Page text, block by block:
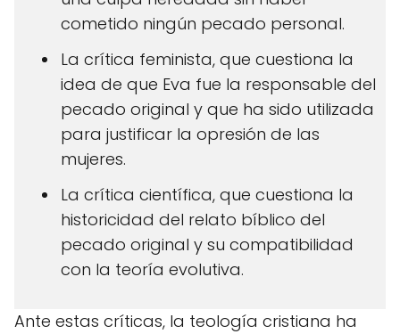
cometido ningún pecado personal.
La crítica feminista, que cuestiona la
idea de que Eva fue la responsable del
pecado original y que ha sido utilizada
para justificar la opresión de las
mujeres.
La crítica científica, que cuestiona la
historicidad del relato bíblico del
pecado original y su compatibilidad
con la teoría evolutiva.
Ante estas críticas, la teología cristiana ha